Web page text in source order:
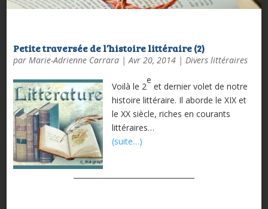
Petite traversée de l’histoire littéraire (2)
par Marie-Adrienne Carrara|Avr 20, 2014| Divers littéraires
Voilà le 2
e
et dernier volet de notre
histoire littéraire. Il aborde le XIX et
le XX siècle, riches en courants
littéraires…
(suite…)